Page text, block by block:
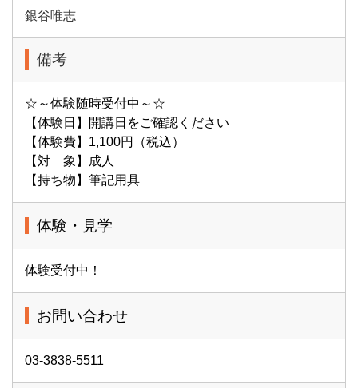
銀谷唯志
備考
☆～体験随時受付中～☆
【体験日】開講日をご確認ください
【体験費】1,100円（税込）
【対 象】成人
【持ち物】筆記用具
体験・見学
体験受付中！
お問い合わせ
03-3838-5511